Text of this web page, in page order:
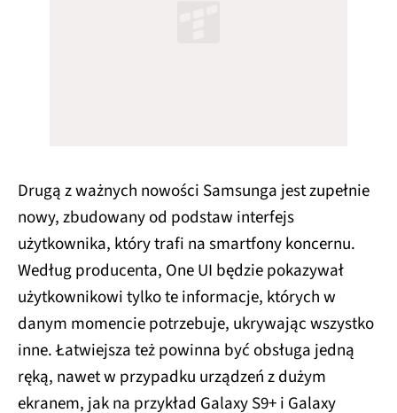
Drugą z ważnych nowości Samsunga jest zupełnie
nowy, zbudowany od podstaw interfejs
użytkownika, który trafi na smartfony koncernu.
Według producenta, One UI będzie pokazywał
użytkownikowi tylko te informacje, których w
danym momencie potrzebuje, ukrywając wszystko
inne. Łatwiejsza też powinna być obsługa jedną
ręką, nawet w przypadku urządzeń z dużym
ekranem, jak na przykład Galaxy S9+ i Galaxy